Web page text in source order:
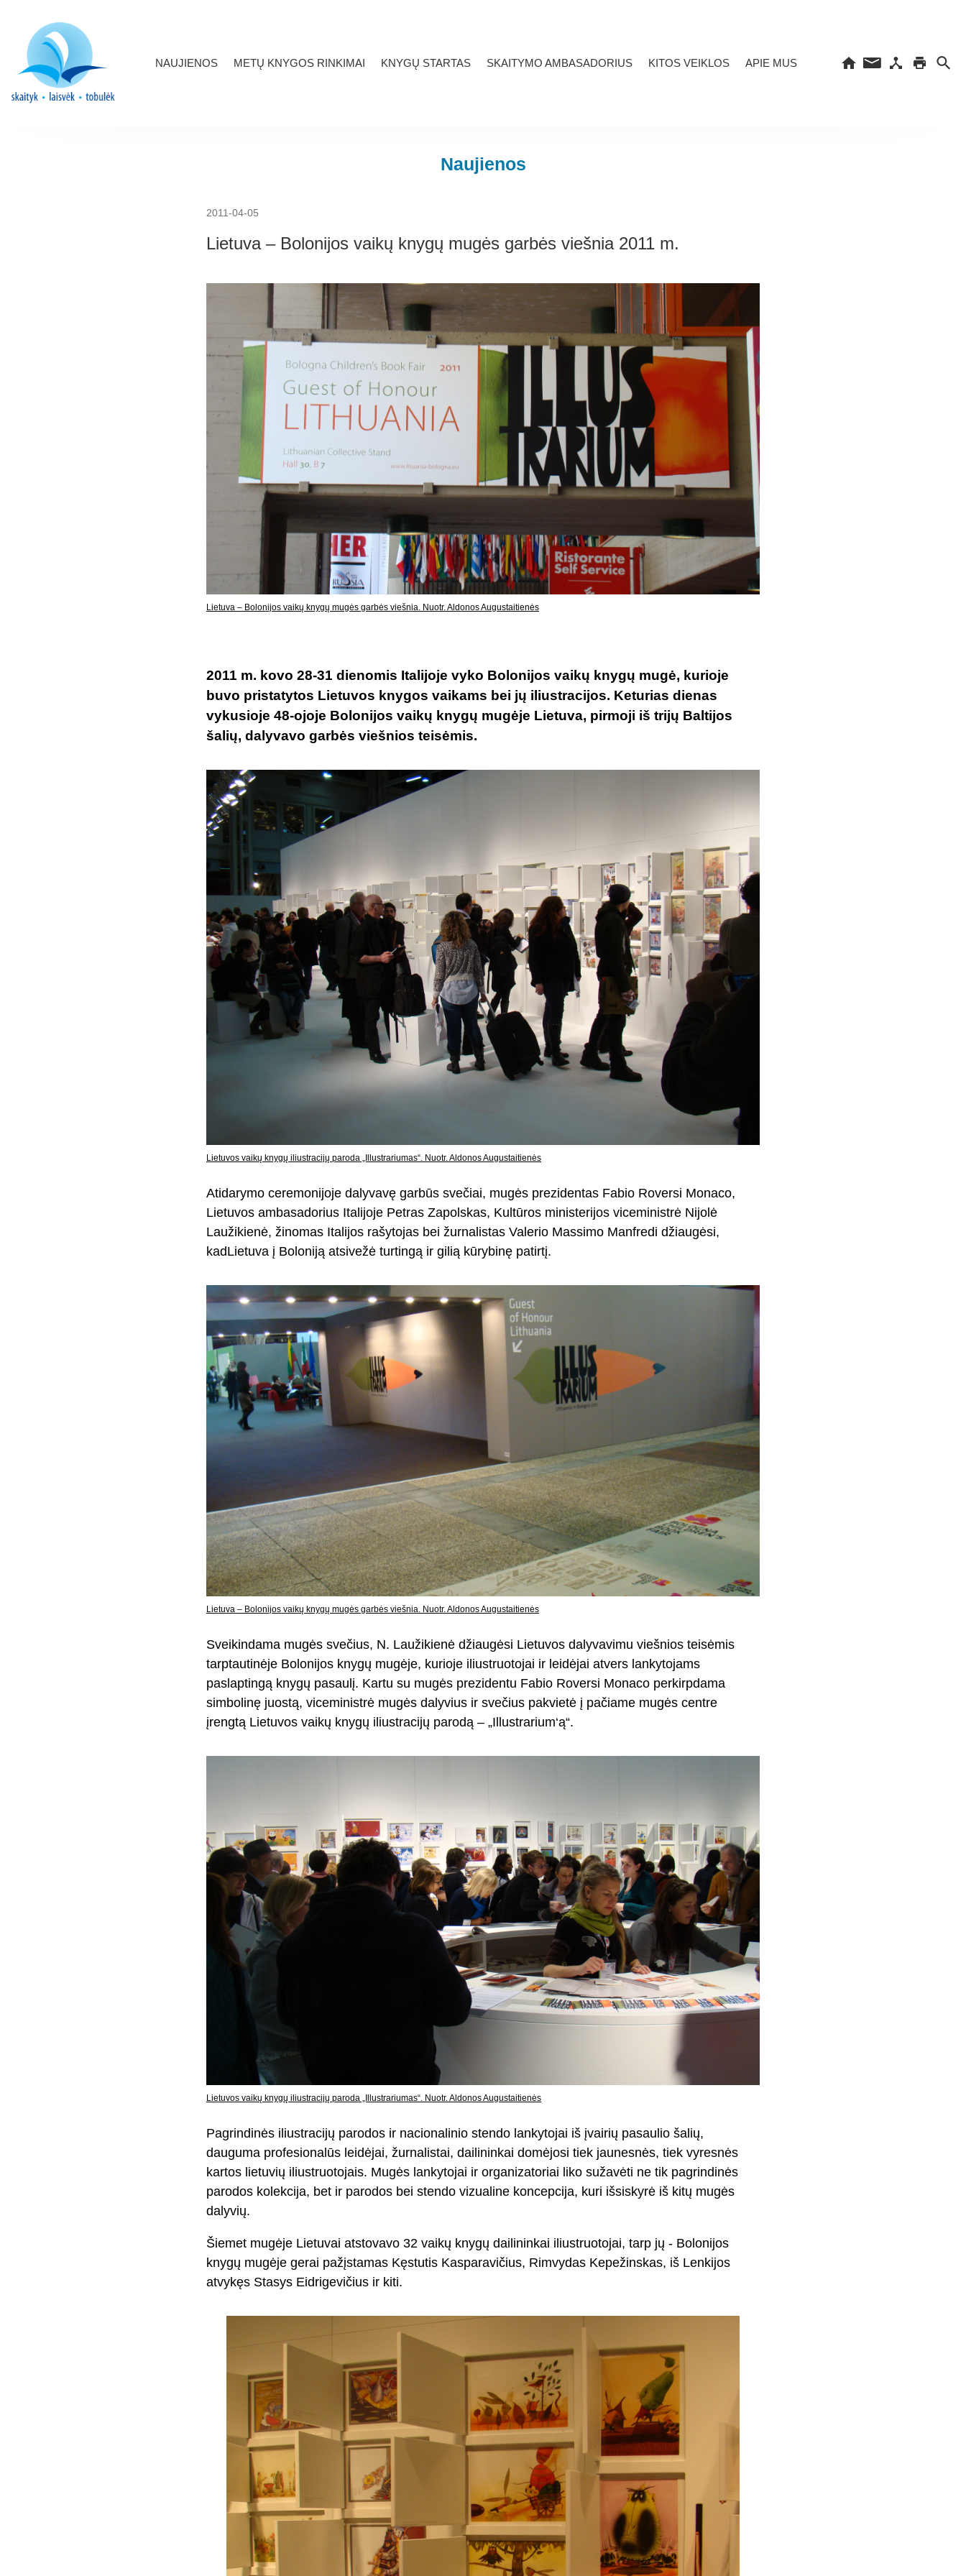
NAUJIENOS METŲ KNYGOS RINKIMAI KNYGŲ STARTAS SKAITYMO AMBASADORIUS KITOS VEIKLOS APIE MUS
Naujienos
2011-04-05
Lietuva – Bolonijos vaikų knygų mugės garbės viešnia 2011 m.
Lietuva – Bolonijos vaikų knygų mugės garbės viešnia. Nuotr. Aldonos Augustaitienės
2011 m. kovo 28-31 dienomis Italijoje vyko Bolonijos vaikų knygų mugė, kurioje
buvo pristatytos Lietuvos knygos vaikams bei jų iliustracijos. Keturias dienas
vykusioje 48-ojoje Bolonijos vaikų knygų mugėje Lietuva, pirmoji iš trijų Baltijos
šalių, dalyvavo garbės viešnios teisėmis.
Lietuvos vaikų knygų iliustracijų paroda „Illustrariumas“. Nuotr. Aldonos Augustaitienės
Atidarymo ceremonijoje dalyvavę garbūs svečiai, mugės prezidentas Fabio Roversi Monaco,
Lietuvos ambasadorius Italijoje Petras Zapolskas, Kultūros ministerijos viceministrė Nijolė
Laužikienė, žinomas Italijos rašytojas bei žurnalistas Valerio Massimo Manfredi džiaugėsi,
kadLietuva į Boloniją atsivežė turtingą ir gilią kūrybinę patirtį.
Lietuva – Bolonijos vaikų knygų mugės garbės viešnia. Nuotr. Aldonos Augustaitienės
Sveikindama mugės svečius, N. Laužikienė džiaugėsi Lietuvos dalyvavimu viešnios teisėmis
tarptautinėje Bolonijos knygų mugėje, kurioje iliustruotojai ir leidėjai atvers lankytojams
paslaptingą knygų pasaulį. Kartu su mugės prezidentu Fabio Roversi Monaco perkirpdama
simbolinę juostą, viceministrė mugės dalyvius ir svečius pakvietė į pačiame mugės centre
įrengtą Lietuvos vaikų knygų iliustracijų parodą – „Illustrarium‘ą“.
Lietuvos vaikų knygų iliustracijų paroda „Illustrariumas“. Nuotr. Aldonos Augustaitienės
Pagrindinės iliustracijų parodos ir nacionalinio stendo lankytojai iš įvairių pasaulio šalių,
dauguma profesionalūs leidėjai, žurnalistai, dailininkai domėjosi tiek jaunesnės, tiek vyresnės
kartos lietuvių iliustruotojais. Mugės lankytojai ir organizatoriai liko sužavėti ne tik pagrindinės
parodos kolekcija, bet ir parodos bei stendo vizualine koncepcija, kuri išsiskyrė iš kitų mugės
dalyvių.
Šiemet mugėje Lietuvai atstovavo 32 vaikų knygų dailininkai iliustruotojai, tarp jų - Bolonijos
knygų mugėje gerai pažįstamas Kęstutis Kasparavičius, Rimvydas Kepežinskas, iš Lenkijos
atvykęs Stasys Eidrigevičius ir kiti.